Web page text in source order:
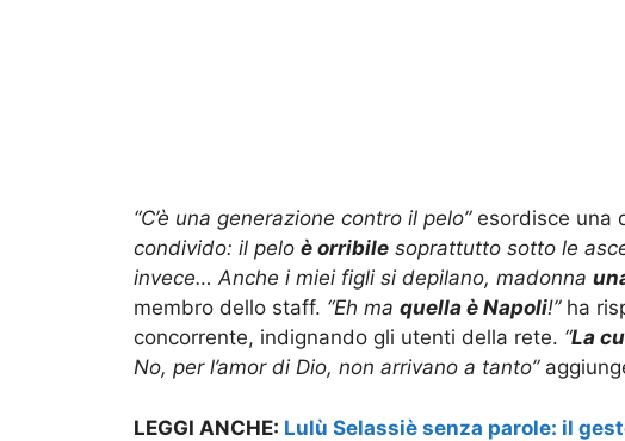
“C’è una generazione contro il pelo” esordisce una
condivido: il pelo è orribile soprattutto sotto le
invece… Anche i miei figli si depilano, madonna
membro dello staff. “Eh ma quella è Napoli!”ha
concorrente, indignando gli utenti della rete. “La
No, per l’amor di Dio, non arrivano a tanto”
LEGGI ANCHE: Lulù Selassiè senza parole: il